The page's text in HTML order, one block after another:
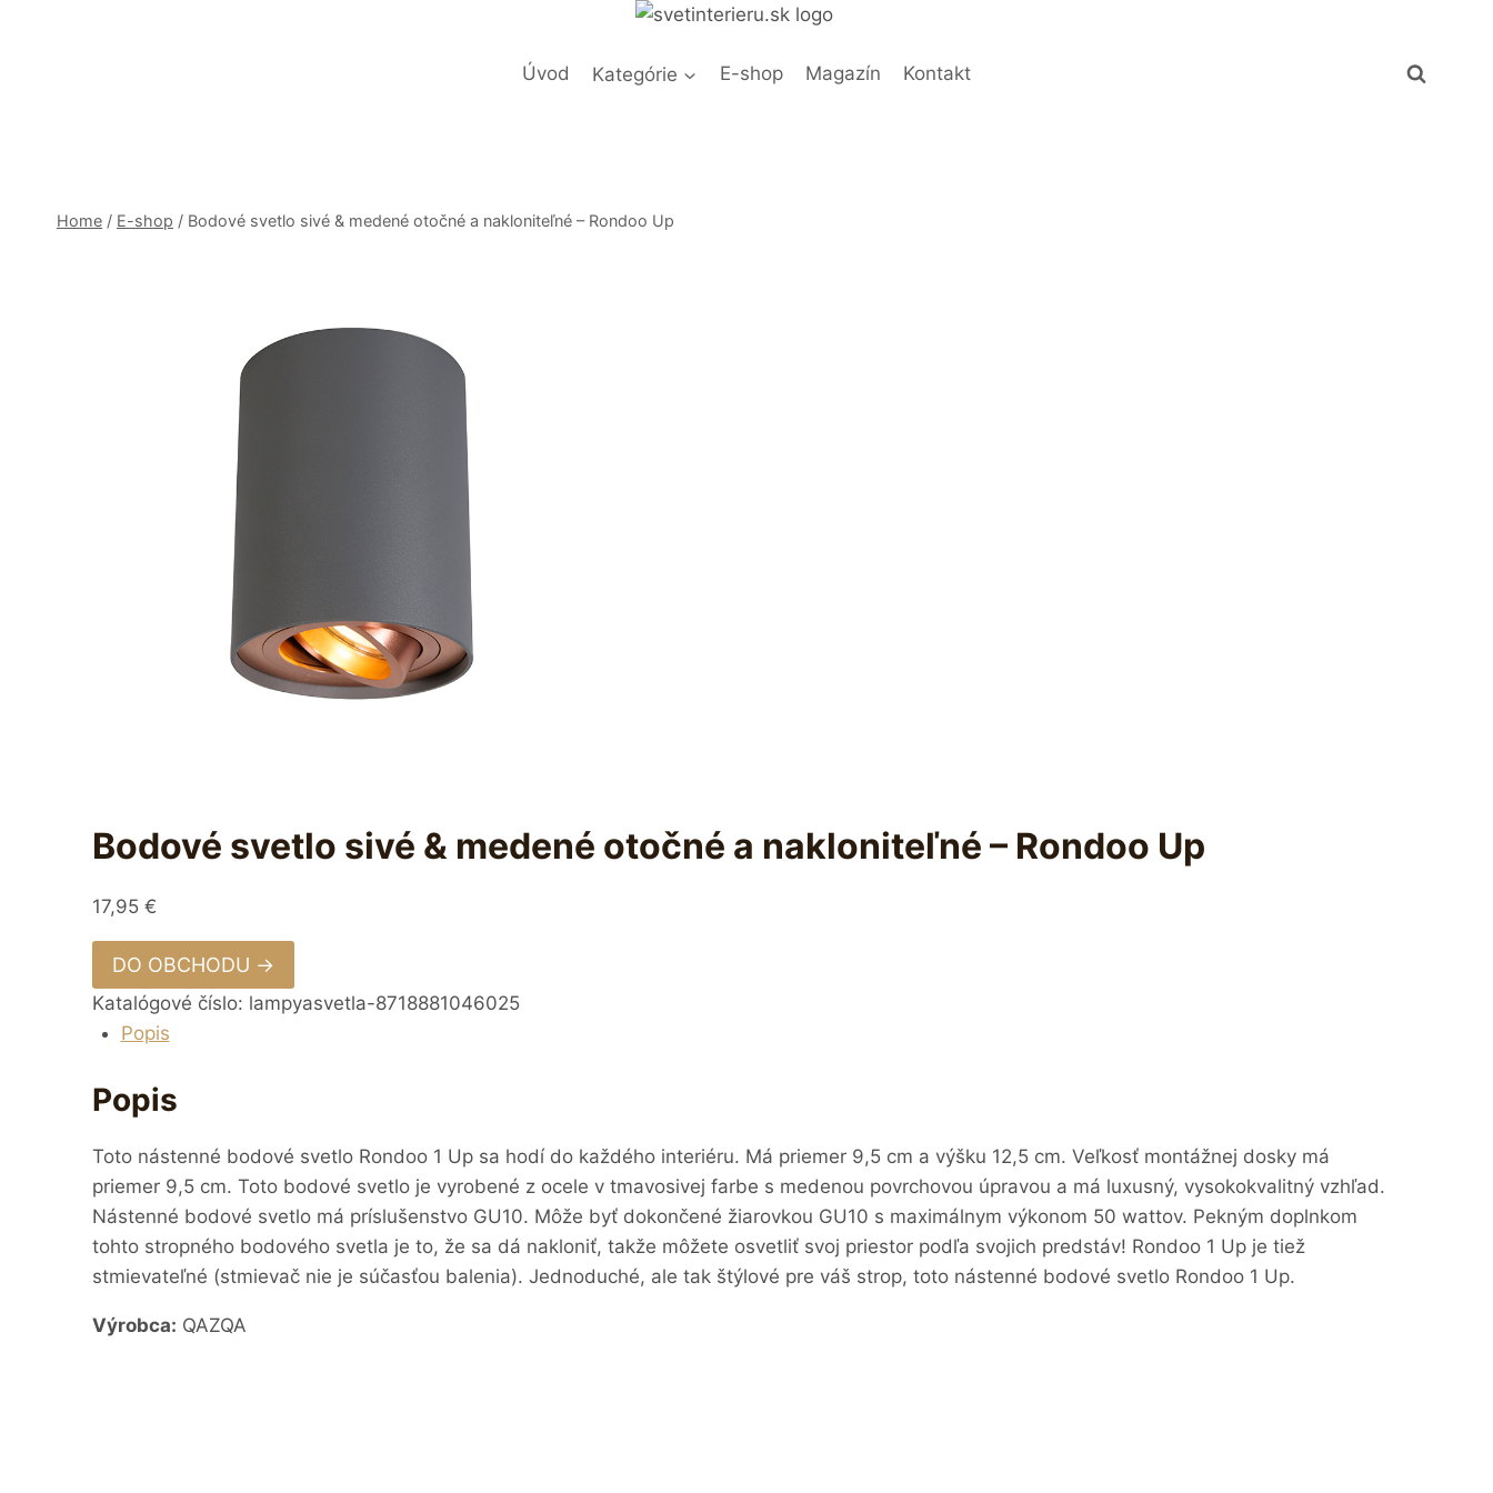
Úvod Kategórie E-shop Magazín Kontakt
Home / E-shop / Bodové svetlo sivé & medené otočné a nakloniteľné – Rondoo Up
Bodové svetlo sivé & medené otočné a nakloniteľné – Rondoo Up
17,95 €
DO OBCHODU →
Katalógové číslo: lampyasvetla-8718881046025
Popis
Popis
Toto nástenné bodové svetlo Rondoo 1 Up sa hodí do každého interiéru. Má priemer 9,5 cm a výšku 12,5 cm. Veľkosť montážnej dosky má
priemer 9,5 cm. Toto bodové svetlo je vyrobené z ocele v tmavosivej farbe s medenou povrchovou úpravou a má luxusný, vysokokvalitný vzhľad.
Nástenné bodové svetlo má príslušenstvo GU10. Môže byť dokončené žiarovkou GU10 s maximálnym výkonom 50 wattov. Pekným doplnkom
tohto stropného bodového svetla je to, že sa dá nakloniť, takže môžete osvetliť svoj priestor podľa svojich predstáv! Rondoo 1 Up je tiež
stmievateľné (stmievač nie je súčasťou balenia). Jednoduché, ale tak štýlové pre váš strop, toto nástenné bodové svetlo Rondoo 1 Up.
Výrobca: QAZQA